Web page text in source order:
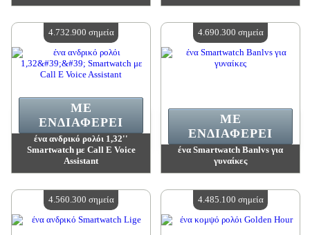
Διαθέσιμη ποσότητα:4
Διαθέσιμη ποσότητα:4
ένα ανδρικό ρολόι 1,32''
Smartwatch με Call E Voice
Assistant
Διαθέσιμη ποσότητα:4
ΜΕ
ΕΝΔΙΑΦΈΡΕΙ
4.732.900 σημεία
ένα Smartwatch Banlvs για
γυναίκες
Διαθέσιμη ποσότητα:4
ΜΕ
ΕΝΔΙΑΦΈΡΕΙ
4.690.300 σημεία
4.560.300 σημεία 4.485.100 σημεία